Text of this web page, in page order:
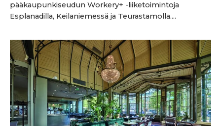
pääkaupunkiseudun Workery+ -liiketoimintoja
Esplanadilla, Keilaniemessä ja Teurastamolla....